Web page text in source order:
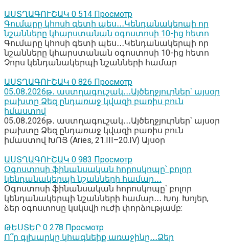
ԱՍՏՂԱԳՈՒՇԱԿ 0 514 Просмотр
Գումարը կհոսի գետի պես․․․Կենդանակերպի որ
նշանները կհարստանան օգոստոսի 10-ից հետո
Գումարը կհոսի գետի պես․․․Կենդանակերպի որ
նշանները կհարստանան օգոստոսի 10-ից հետո
Չորս կենդանակերպի նշանների համար
ԱՍՏՂԱԳՈՒՇԱԿ 0 826 Просмотр
05․08․2026թ․ աստղագուշակ․․․Այծեղջյուրներ՝ այսօր
բախտը Ձեզ ընդառաջ կվազի բառիս բուն
իմաստով
05․08․2026թ․ աստղագուշակ․․․Այծեղջյուրներ՝ այսօր
բախտը Ձեզ ընդառաջ կվազի բառիս բուն
իմաստով ԽՈՅ (Aries, 21.III–20.IV) Այսօր
ԱՍՏՂԱԳՈՒՇԱԿ 0 983 Просмотр
Օգոստոսի ֆինանսական հորոսկոպը՝ բոլոր
կենդանակերպի նշանների համար․․․
Օգոստոսի ֆինանսական հորոսկոպը՝ բոլոր
կենդանակերպի նշանների համար․․․ Խոյ. Խոյեր,
ձեր օգոստոսը կսկսվի ուժի փորձությամբ:
ԹԵՍՏԵՐ 0 278 Просмотр
Ո՞ր գլխարկը կհագնեիք առաջինը․․․Ձեր